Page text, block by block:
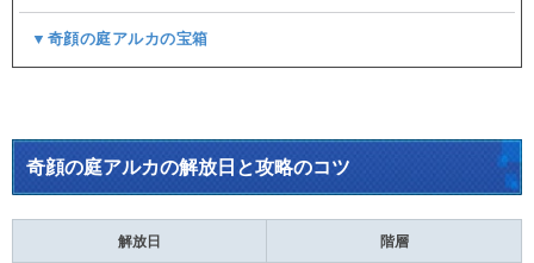
▼奇顔の庭アルカの宝箱
奇顔の庭アルカの解放日と攻略のコツ
解放日 階層